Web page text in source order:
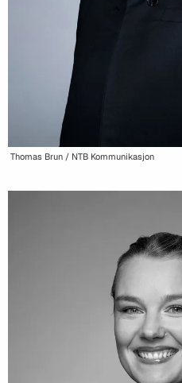
Thomas Brun / NTB Kommunikasjon